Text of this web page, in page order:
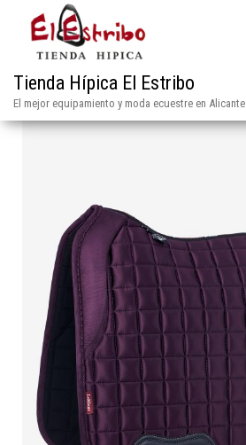
Tienda Hípica El Estribo
El mejor equipamiento y moda ecuestre en Alicante